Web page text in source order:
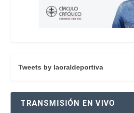
Tweets by laoraldeportiva
TRANSMISIÓN EN VIVO